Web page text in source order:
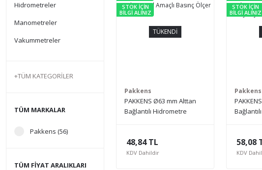
Hidrometreler
Manometreler
Vakummetreler
TÜM KATEGORILER
TÜM MARKALAR
Pakkens (56)
TÜM FIYAT ARALIKLARI
TÜKENDİ
STOK İÇİN
BİLGİ ALINIZ
Pakkens
PAKKENS Ø63 mm Alttan
Bağlantılı Hidrometre
48,84 TL
KDV Dahildir
STOK İÇİN
BİLGİ ALINIZ
Pakkens
Basınç
58,08
KDV